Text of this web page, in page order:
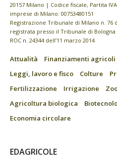
20157 Milano | Codice fiscale, Partita
imprese di Milano: 00753480151
Registrazione Tribunale di Milano n. 76
registrata presso il Tribunale di Bologna
ROC n. 24344 dell’11 marzo 2014
Attualità Finanziamenti agricoli
Leggi, lavoro e fisco
Colture
Fertilizzazione
Irrigazione
Agricoltura biologica
Economia circolare
EDAGRICOLE